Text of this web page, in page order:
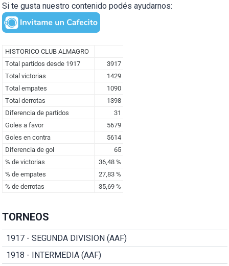
Si te gusta nuestro contenido podés ayudarnos:
TORNEOS
1917 - SEGUNDA DIVISION (AAF)
1918 - INTERMEDIA (AAF)